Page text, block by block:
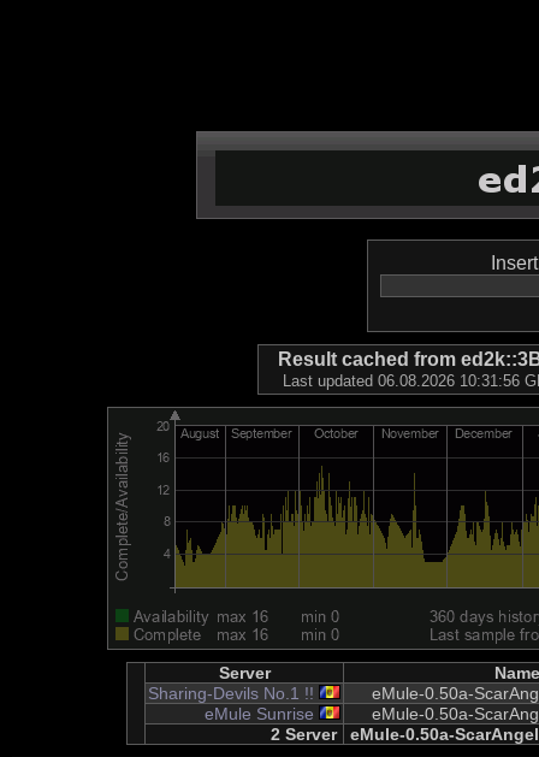
Result cached from
Last updated 06.08.2026 10:31:56
Server
Name
Sharing-Devils No.1 !!
eMule-0.50a-
eMule Sunrise
eMule-0.50a-
2 Server
eMule-0.50a-